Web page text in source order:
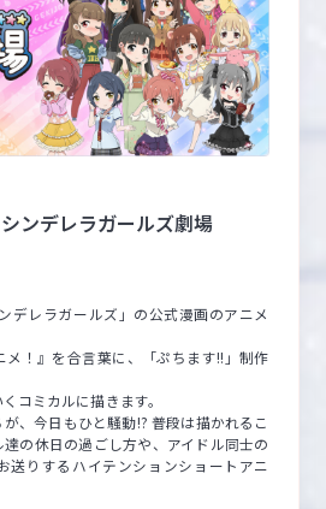
ンデレラガールズ劇場
デレラガールズ」の公式漫画のアニメ
メ！』を合言葉に、「ぷちます!!」制作
コミカルに描きます。
、今日もひと騒動!? 普段は描かれるこ
の休日の過ごし方や、アイドル同士の
送りするハイテンションショートアニ